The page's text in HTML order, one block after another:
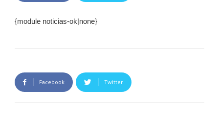
{module noticias-ok|none}
Facebook Twitter